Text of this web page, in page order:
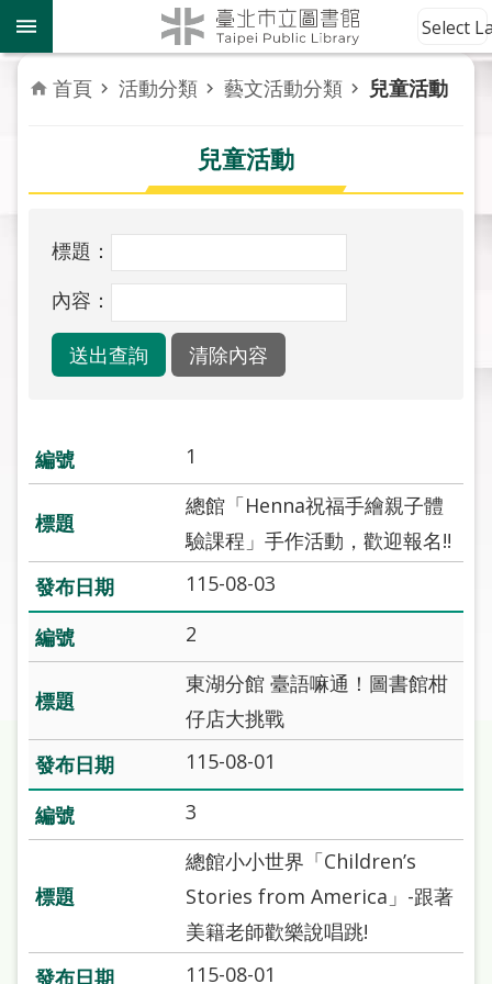
跳到主要內容區塊
到
館
資
訊
者
活
報
導
於
市
線
上
申
請
常
見
問
答
加
圖
網
Select
首頁 活動分類 藝文活動分類 兒童活動
兒童活動
標題：
內容：
1
總館「Henna祝福手繪親子體
驗課程」手作活動，歡迎報名!!
115-08-03
2
東湖分館 臺語嘛通！圖書館柑
仔店大挑戰
115-08-01
3
總館小小世界「Children’s
Stories from America」-跟著
美籍老師歡樂說唱跳!
115-08-01